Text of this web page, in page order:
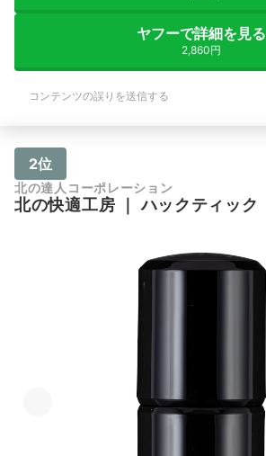
ヤフーで詳細を見る
2,860円
コンテンツの誤りを送信する
2位
北の達人コーポレーション
北の快適工房 ｜ハックティック